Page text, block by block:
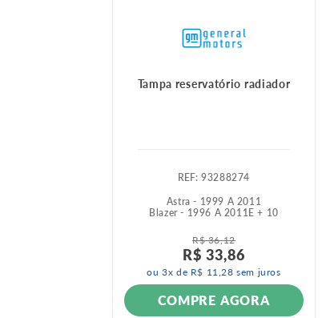
Tampa reservatório radiador
:93288274
Astra - 1999 A 2011
Blazer - 1996 A 2011 E + 10
R$ 36,12
R$ 33,86
ou3x de R$ 11 28 sem juros
COMPRE AGORA